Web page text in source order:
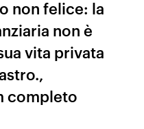
non felice: la
non è
vita privata
completo